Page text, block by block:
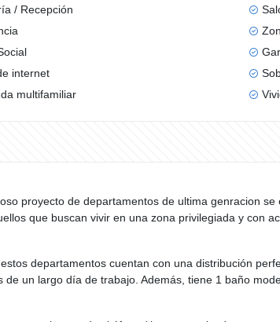
/ Recepción
internet
multifamiliar
proyecto de departamentos de ultima genracion
que buscan vivir en una zona privilegiada y con
departamentos cuentan con una distribución
un largo día de trabajo. Además, tiene 1 baño